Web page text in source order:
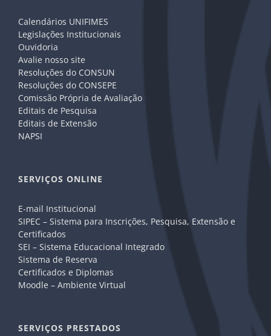
Calendários UNIFIMES
Legislações Institucionais
Ouvidoria
Avalie nosso site
Resoluções do CONSUN
Resoluções do CONSEPE
Comissão Própria de Avaliação
Editais de Pesquisa
Editais de Extensão
NAPSI
SERVIÇOS ONLINE
E-mail Institucional
SIPEC – Sistema para Inscrições, Pesquisa, Extensão e
Certificados
SEI – Sistema Educacional Integrado
Sistema de Reserva
Certificados e Diplomas
Moodle – Ambiente Virtual
SERVIÇOS PRESTADOS